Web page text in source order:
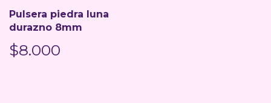
Pulsera piedra luna
durazno 8mm
$8.000